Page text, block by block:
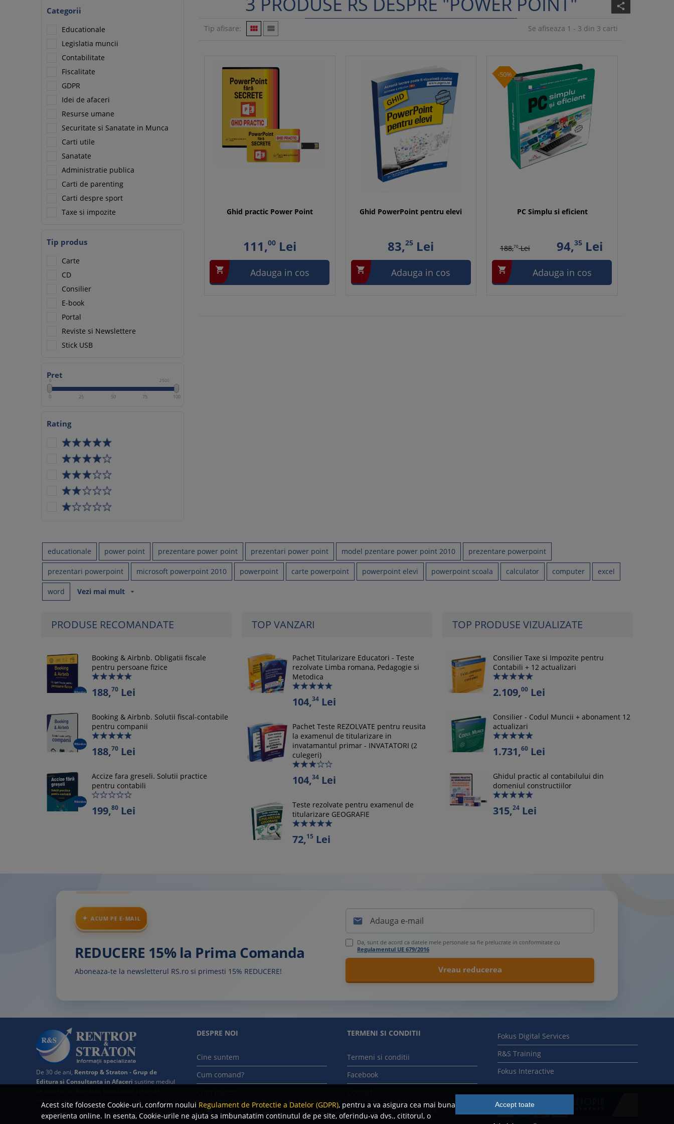
Acest site foloseste Cookie-uri, conform noului Regulament de Protectie a Datelor (GDPR), pentru a va asigura cea mai buna
experienta online. In esenta, Cookie-urile ne ajuta sa imbunatatim continutul de pe site, oferindu-va dvs., cititorul, o
Accept toate
Categorii
Educationale
Legislatia muncii
Contabilitate
Fiscalitate
GDPR
Idei de afaceri
Resurse umane
Securitate si Sanatate in Munca
Carti utile
Sanatate
Administratie publica
Carti de parenting
Carti despre sport
Taxe si impozite
Tip produs
Carte
CD
Consilier
E-book
Portal
Reviste si Newslettere
Stick USB
Pret
0 2500
0 25 50 75 100
Rating
share
Tip afisare:   Se afiseaza 1 - 3 din 3 carti
Ghid practic Power Point
111,00Lei
 Adauga in cos
Ghid PowerPoint pentru elevi
83,25 Lei
 Adauga in cos
-50%
PC Simplu si eficient
188,70Lei 94,35 Lei
 Adauga in cos
educationale power point prezentare power point prezentari power point model pzentare power point 2010 prezentare powerpoint
prezentari powerpoint microsoft powerpoint 2010 powerpoint carte powerpoint powerpoint elevi powerpoint scoala calculator computer excel
word Vezi mai mult arrow_drop_down
PRODUSE RECOMANDATE
Booking & Airbnb. Obligatii fiscale
pentru persoane fizice
188,70 Lei
Booking & Airbnb. Solutii fiscal-contabile
pentru companii
188,70 Lei
Accize fara greseli. Solutii practice
pentru contabili
199,80 Lei
TOP VANZARI
Pachet Titularizare Educatori - Teste
rezolvate Limba romana, Pedagogie si
Metodica
104,34Lei
Pachet Teste REZOLVATE pentru reusita
la examenul de titularizare in
invatamantul primar - INVATATORI (2
culegeri)
104,34Lei
Teste rezolvate pentru examenul de
titularizare GEOGRAFIE
72,15Lei
TOP PRODUSE VIZUALIZATE
Consilier Taxe si Impozite pentru
Contabili + 12 actualizari
2.109,00Lei
Consilier - Codul Muncii + abonament 12
actualizari
1.731,60Lei
Ghidul practic al contabilului din
domeniul constructiilor
315,24Lei
ACUM PE E-MAIL
REDUCERE 15% la Prima Comanda
Aboneaza-te la newsletterul RS.ro si primesti 15% REDUCERE!

Da, sunt de acord ca datele mele personale sa fie prelucrate in conformitate cu
Regulamentul UE 679/2016
De 30 de ani, Rentrop & Straton - Grup de
Editura si Consultanta in Afaceri sustine mediul
informatii specializate.
DESPRE NOI
Cine suntem
Cum comand?
Cum returnez
TERMENI SI CONDITII
Termeni si conditii
Facebook
Politica de confidentialitate
Fokus Digital Services
R&S Training
Fokus Interactive